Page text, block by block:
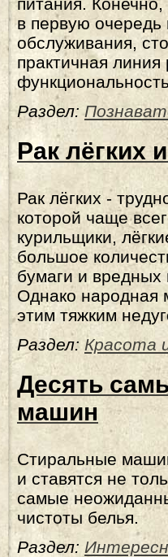
в первую очередь
обслуживания,
практичная
Раздел:
Рак лёгких
Рак лёгких -
которой чаще
курильщики,
большое
бумаги и
Однако народная
этим тяжким
Раздел: Красота
Десять
машин
Стиральные
и ставятся не
самые
чистоты белья.
Раздел: